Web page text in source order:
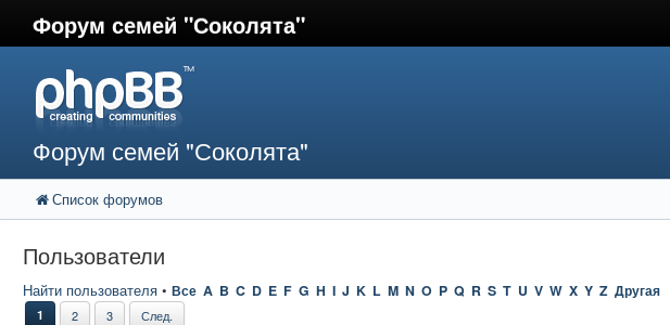
Форум семей "Соколята"
Форум семей "Соколята"
Список форумов
Пользователи
Найти пользователя • Все A B C D E F G H I J K L M N O P Q R S T U V W X Y Z Другая
1 2 3 След.